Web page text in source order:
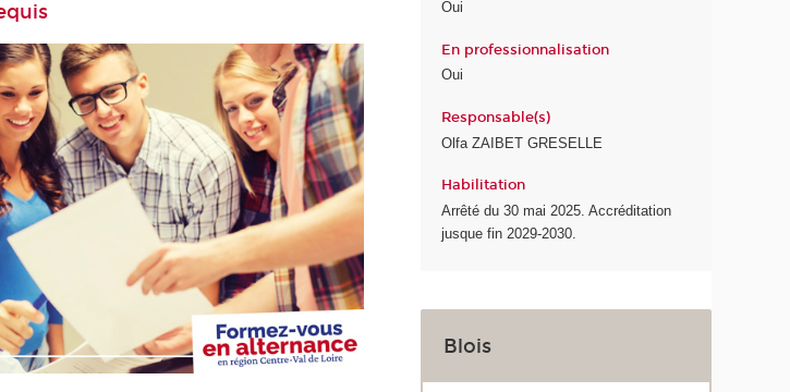
Oui
En professionnalisation
Oui
Responsable(s)
Olfa ZAIBET GRESELLE
Habilitation
Arrêté du 30 mai 2025. Accréditation
jusque fin 2029-2030.
Blois